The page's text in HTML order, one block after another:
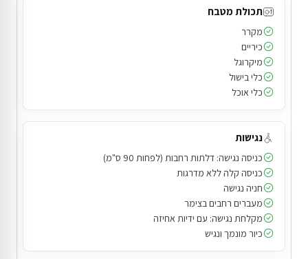
תכולת מטבח
מקרר
כיריים
מיקרוגל
כלי בישול
כלי אוכל
נגישות
כניסה נגישה: דלתות רחבות (לפחות 90 ס"מ)
כניסה קלה ללא מדרגות
חניה נגישה
מעברים רחבים בצימר
מקלחת נגישה: עם ידיות אחיזה
כיור מונמך ונגיש